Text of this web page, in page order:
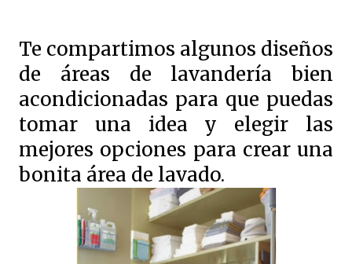
Te compartimos algunos diseños
de áreas de lavandería bien
acondicionadas para que puedas
tomar una idea y elegir las
mejores opciones para crear una
bonita área de lavado.